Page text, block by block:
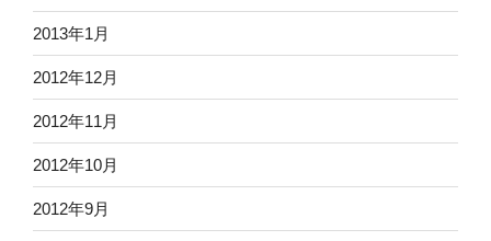
2013年1月
2012年12月
2012年11月
2012年10月
2012年9月